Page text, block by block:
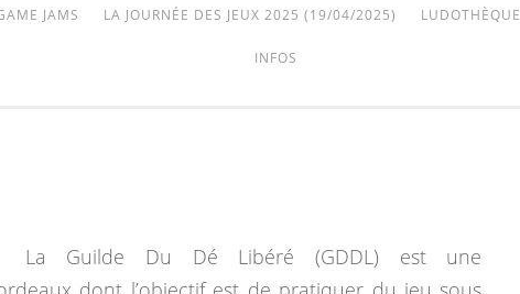
JAMS LA JOURNÉE DES JEUX 2025 (19/04/2025) LUDOTHÈQUE
INFOS
La Guilde Du Dé Libéré (GDDL) est une